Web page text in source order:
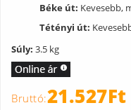
Béke út: Kevesebb,
Tétényi út:
Súly: 3.5 kg
21.527Ft